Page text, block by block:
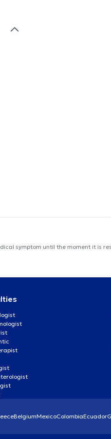
symptom until the moment it is
BelgiumMexicoColombiaEcuador